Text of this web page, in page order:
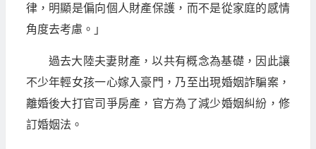
律，明顯是偏向個人財產保護，而不是從家庭的感情
角度去考慮。」
過去大陸夫妻財產，以共有概念為基礎，因此讓
不少年輕女孩一心嫁入豪門，乃至出現婚姻詐騙案，
離婚後大打官司爭房產，官方為了減少婚姻糾紛，修
訂婚姻法。